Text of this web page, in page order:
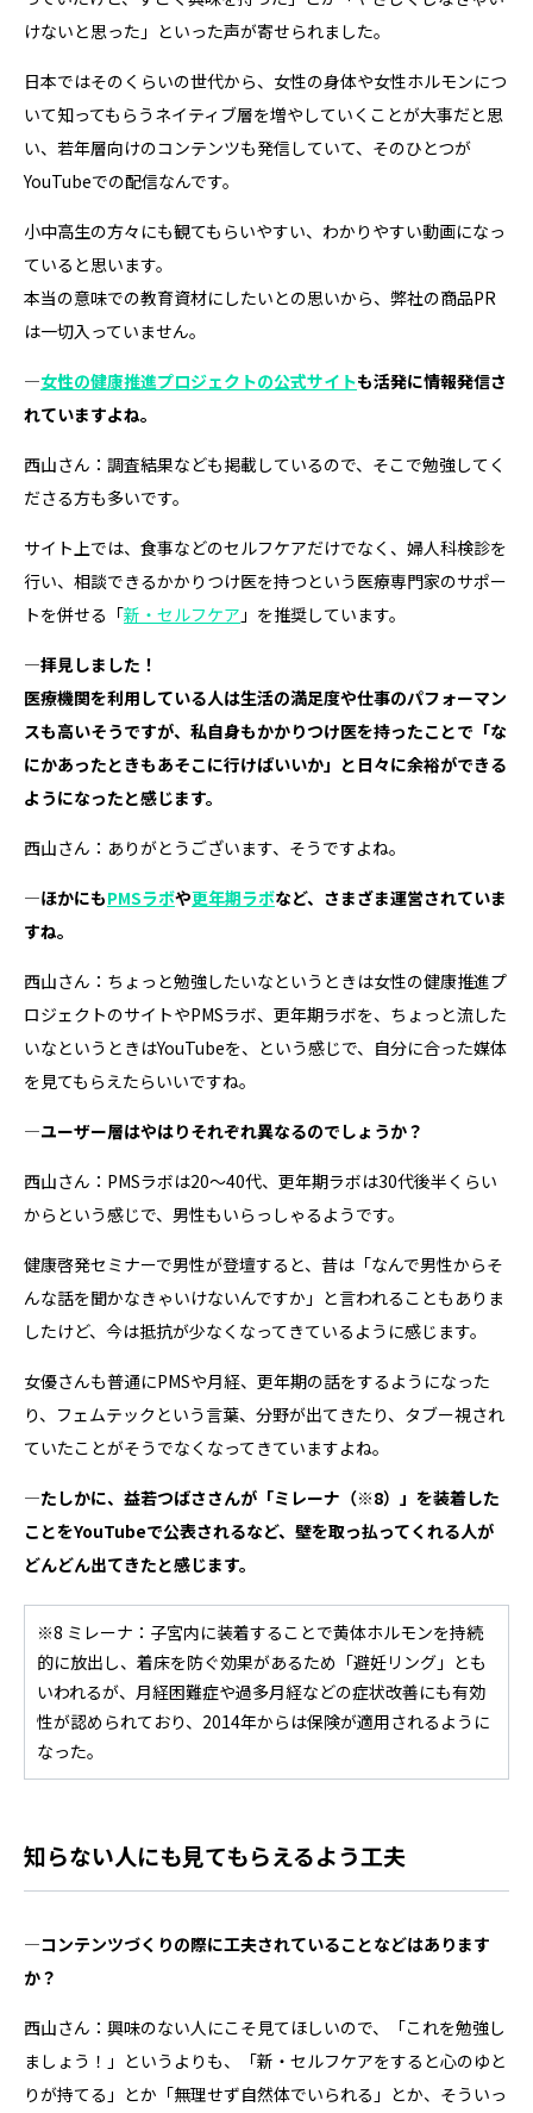
けないと思った」といった声が寄せられました。
日本ではそのくらいの世代から、女性の身体や女性ホルモンにつ
いて知ってもらうネイティブ層を増やしていくことが大事だと思
い、若年層向けのコンテンツも発信していて、そのひとつが
YouTubeでの配信なんです。
小中高生の方々にも観てもらいやすい、わかりやすい動画になっ
ていると思います。
本当の意味での教育資材にしたいとの思いから、弊社の商品PR
は一切入っていません。
―女性の健康推進プロジェクトの公式サイトも活発に情報発信さ
れていますよね。
西山さん：調査結果なども掲載しているので、そこで勉強してく
ださる方も多いです。
サイト上では、食事などのセルフケアだけでなく、婦人科検診を
行い、相談できるかかりつけ医を持つという医療専門家のサポー
トを併せる「新・セルフケア 」を推奨しています。
―拝見しました！
医療機関を利用している人は生活の満足度や仕事のパフォーマン
スも高いそうですが、私自身もかかりつけ医を持ったことで「な
にかあったときもあそこに行けばいいか」と日々に余裕ができる
ようになったと感じます。
西山さん：ありがとうございます、そうですよね。
―ほかにもPMSラボや更年期ラボなど、さまざま運営されていま
すね。
西山さん：ちょっと勉強したいなというときは女性の健康推進プ
ロジェクトのサイトやPMSラボ、更年期ラボを、ちょっと流した
いなというときはYouTubeを、という感じで、自分に合った媒体
を見てもらえたらいいですね。
―ユーザー層はやはりそれぞれ異なるのでしょうか？
西山さん：PMSラボは20～40代、更年期ラボは30代後半くらい
からという感じで、男性もいらっしゃるようです。
健康啓発セミナーで男性が登壇すると、昔は「なんで男性からそ
んな話を聞かなきゃいけないんですか」と言われることもありま
したけど、今は抵抗が少なくなってきているように感じます。
女優さんも普通にPMSや月経、更年期の話をするようになった
り、フェムテックという言葉、分野が出てきたり、タブー視され
ていたことがそうでなくなってきていますよね。
―たしかに、益若つばささんが「ミレーナ （※8） 」を装着した
ことをYouTubeで公表されるなど、壁を取っ払ってくれる人が
どんどん出てきたと感じます。
※8 ミレーナ：子宮内に装着することで黄体ホルモンを持続
的に放出し、着床を防ぐ効果があるため「避妊リング」とも
いわれるが、月経困難症や過多月経などの症状改善にも有効
性が認められており、2014年からは保険が適用されるように
なった。
知らない人にも見てもらえるよう工夫
―コンテンツづくりの際に工夫されていることなどはあります
か？
西山さん：興味のない人にこそ見てほしいので、「これを勉強し
ましょう！」というよりも、「新・セルフケアをすると心のゆと
りが持てる」とか「無理せず自然体でいられる」とか、そういっ